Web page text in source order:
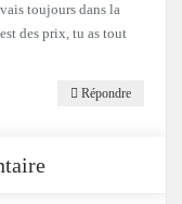
toujours dans la
des prix, tu as tout
Répondre